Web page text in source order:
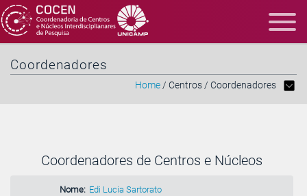
Coordenadores
Home/ Centros/ Coordenadores
Coordenadores de Centros e Núcleos
Nome: Edi Lucia Sartorato